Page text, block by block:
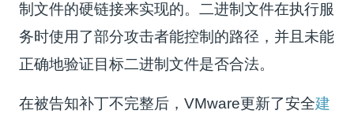
制文件的硬链接来实现的。二进制文件在执行服
务时使用了部分攻击者能控制的路径，并且未能
正确地验证目标二进制文件是否合法。
在被告知补丁不完整后，VMware更新了安全建